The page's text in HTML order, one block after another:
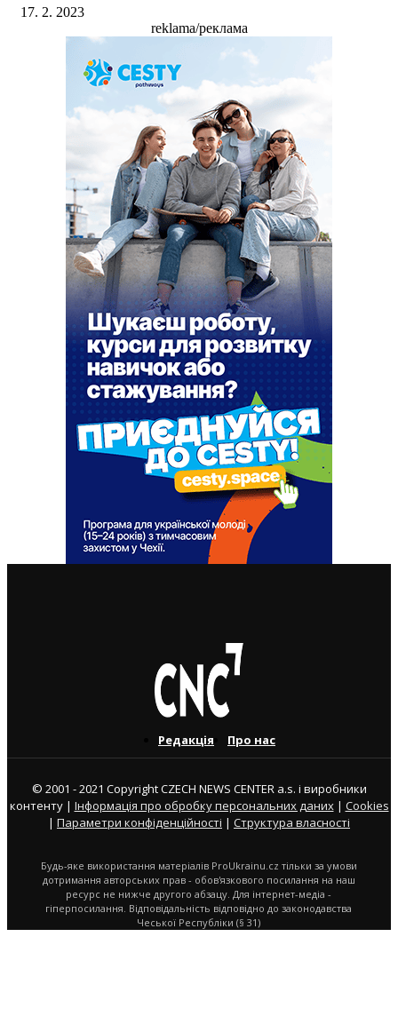
17. 2. 2023
reklama/реклама
Редакція Про нас
© 2001 - 2021 Copyright CZECH NEWS CENTER a.s. і виробники
контенту | Інформація про обробку персональних даних| Cookies
| Параметри конфіденційності | Структура власності
Будь-яке використання матеріалів ProUkrainu.cz тільки за умови
дотримання авторських прав - обов'язкового посилання на наш
ресурс не нижче другого абзацу. Для інтернет-медіа -
гіперпосилання. Відповідальність відповідно до законодавства
Чеської Республіки (§ 31)